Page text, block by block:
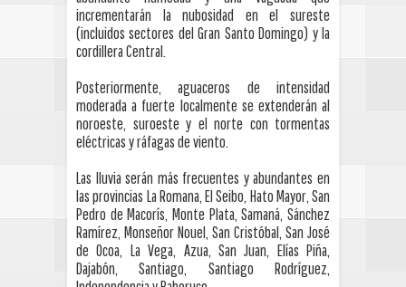
incrementarán la nubosidad en el sureste
(incluidos sectores del Gran Santo Domingo) y la
cordillera Central.
Posteriormente, aguaceros de intensidad
moderada a fuerte localmente se extenderán al
noroeste, suroeste y el norte con tormentas
eléctricas y ráfagas de viento.
Las lluvia serán más frecuentes y abundantes en
las provincias La Romana, El Seibo, Hato Mayor, San
Pedro de Macorís, Monte Plata, Samaná, Sánchez
Ramírez, Monseñor Nouel, San Cristóbal, San José
de Ocoa, La Vega, Azua, San Juan, Elías Piña,
Dajabón, Santiago, Santiago Rodríguez,